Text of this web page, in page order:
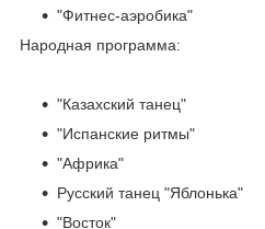
"Фитнес-аэробика"
Народная программа:
"Казахский танец"
"Испанские ритмы"
"Африка"
Русский танец "Яблонька"
"Восток"